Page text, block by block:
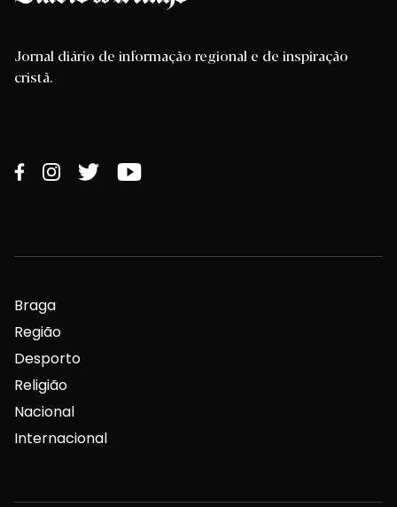
Jornal diário de informação regional e de inspiração
cristã.
Braga
Região
Desporto
Religião
Nacional
Internacional